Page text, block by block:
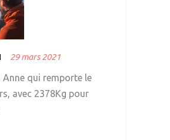
29 mars 2021
Anne qui remporte le
avec 2378Kg pour